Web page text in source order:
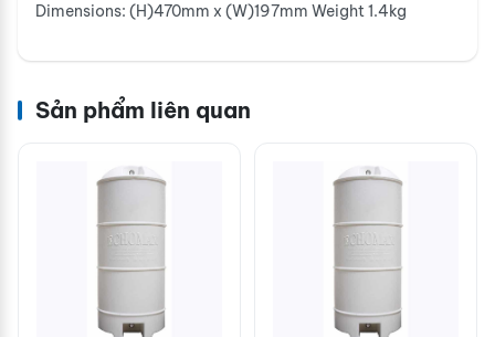
Dimensions: (H)470mm x (W)197mm Weight 1.4kg
Sản phẩm liên quan